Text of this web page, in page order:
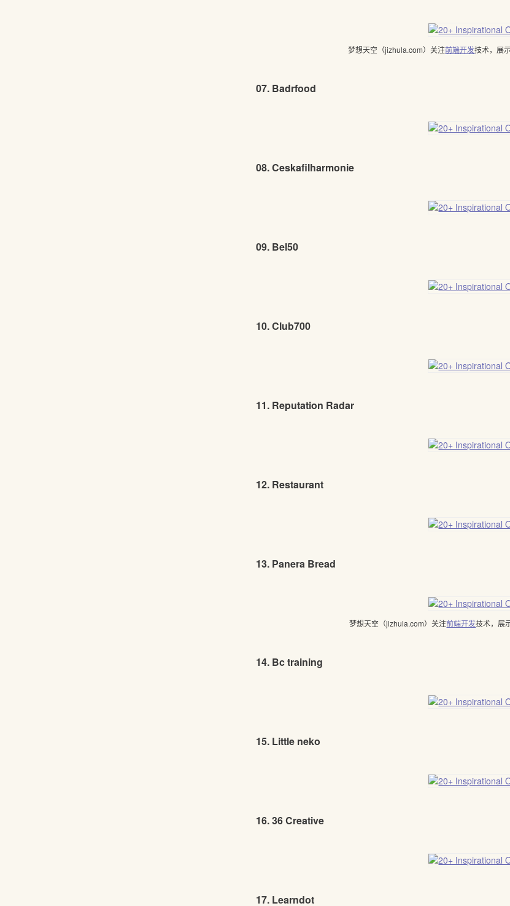
梦想天空（jizhula.com）关注前端开发技术，展
07. Badrfood
08. Ceskafilharmonie
09. Bel50
10. Club700
11. Reputation Radar
12. Restaurant
13. Panera Bread
梦想天空（jizhula.com）关注前端开发技术，展
14. Bc training
15. Little neko
16. 36 Creative
17. Learndot